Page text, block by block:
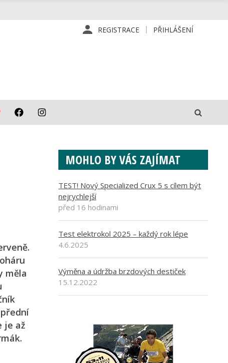
REGISTRACE PŘIHLÁŠENÍ
měla
je až
MOHLO BY VÁS ZAJÍMAT
TEST! Nový Specialized Crux 5 s cílem být
nejrychlejší
před 16 hodinami
Test elektrokol 2025 – každý rok lépe
4.6.2025
Výměna a údržba brzdových destiček
15.12.2022